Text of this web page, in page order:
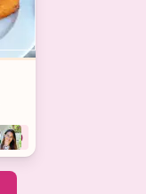
+9